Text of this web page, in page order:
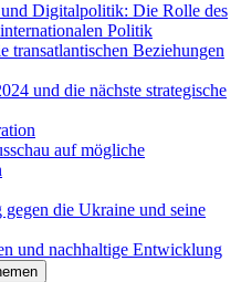
Digitalpolitik: Die Rolle des
Politik
transatlantischen Beziehungen
und die nächste strategische
auf mögliche
gegen die Ukraine und seine
und nachhaltige Entwicklung